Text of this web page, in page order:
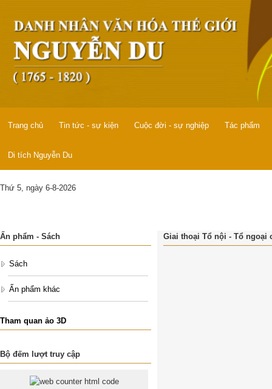
Trang chủ Tin tức - sự kiện Cuộc đời - sự nghiệp Tác phẩm
Di tích Nguyễn Du
Thứ 5, ngày 6-8-2026
Ấn phẩm - Sách
Sách
Ấn phẩm khác
Tham quan ảo 3D
Bộ đếm lượt truy cập
Giai thoại Tổ nội - Tổ ngoại